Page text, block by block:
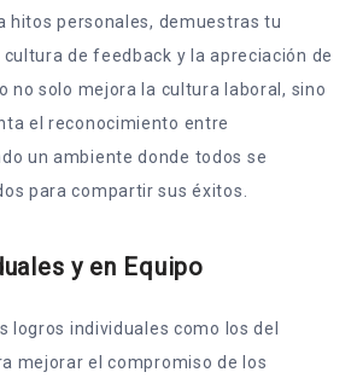
hitos personales, demuestras tu
de feedback y la apreciación de
no solo mejora la cultura laboral, sino
el reconocimiento entre
un ambiente donde todos se
para compartir sus éxitos.
y en Equipo
logros individuales como los del
mejorar el compromiso de los